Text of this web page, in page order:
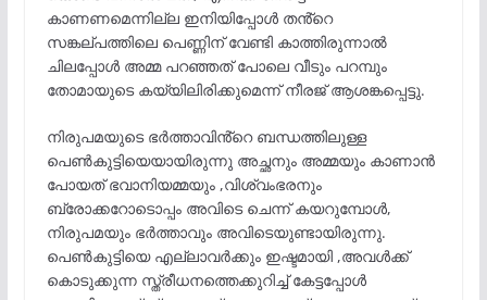
കാണണമെന്നില്ല ഇനിയിപ്പോൾ തൻ്റെ
സങ്കല്പത്തിലെ പെണ്ണിന് വേണ്ടി കാത്തിരുന്നാൽ
ചിലപ്പോൾ അമ്മ പറഞ്ഞത് പോലെ വീടും പറമ്പും
തോമായുടെ കയ്യിലിരിക്കുമെന്ന് നീരജ് ആശങ്കപ്പെട്ടു.
നിരുപമയുടെ ഭർത്താവിൻ്റെ ബന്ധത്തിലുള്ള
പെൺകുട്ടിയെയായിരുന്നു അച്ഛനും അമ്മയും കാണാൻ
പോയത് ഭവാനിയമ്മയും ,വിശ്വംഭരനും
ബ്രോക്കറോടൊപ്പം അവിടെ ചെന്ന് കയറുമ്പോൾ,
നിരുപമയും ഭർത്താവും അവിടെയുണ്ടായിരുന്നു.
പെൺകുട്ടിയെ എല്ലാവർക്കും ഇഷ്ടമായി ,അവൾക്ക്
കൊടുക്കുന്ന സ്ത്രീധനത്തെക്കുറിച്ച് കേട്ടപ്പോൾ